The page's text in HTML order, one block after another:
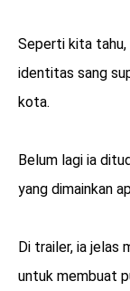
Seperti kita tahu,
identitas sang
kota.
Belum lagi ia
yang dimainkan
Di trailer, ia jelas
untuk membuat